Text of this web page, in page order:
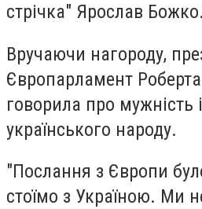
стрічка" Ярослав Божко.
Вручаючи нагороду,
Європарламент
говорила про мужність
українського народу.
"Послання з Європи
стоїмо з Україною. Ми